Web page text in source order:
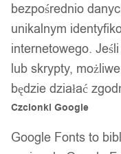
Dane firmy:
Nazwa:
IT&IMPORT
bezpośrednio
unikalnym
internetowego.
lub skrypty,
będzie działać
Czcionki Google
Google Fonts to